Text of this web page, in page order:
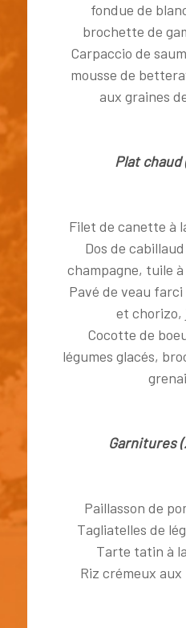
fondue de
brochette de
Carpaccio de
mousse de
aux graines
Plat chaud
Filet de canette à
Dos de
champagne, tuile à
Pavé de veau
et chorizo,
Cocotte de
légumes glacés,
Garnitures
Paillasson de
Tagliatelles de
Tarte tatin à
Riz crémeux